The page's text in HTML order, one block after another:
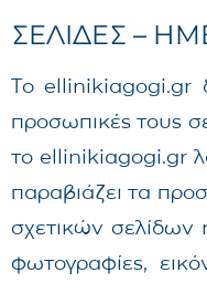
ΣΕΛΙΔΕΣ –
Το ellinikiagogi.gr
προσωπικές τους
το ellinikiagogi.gr
παραβιάζει τα
σχετικών σελίδων
φωτογραφίες,